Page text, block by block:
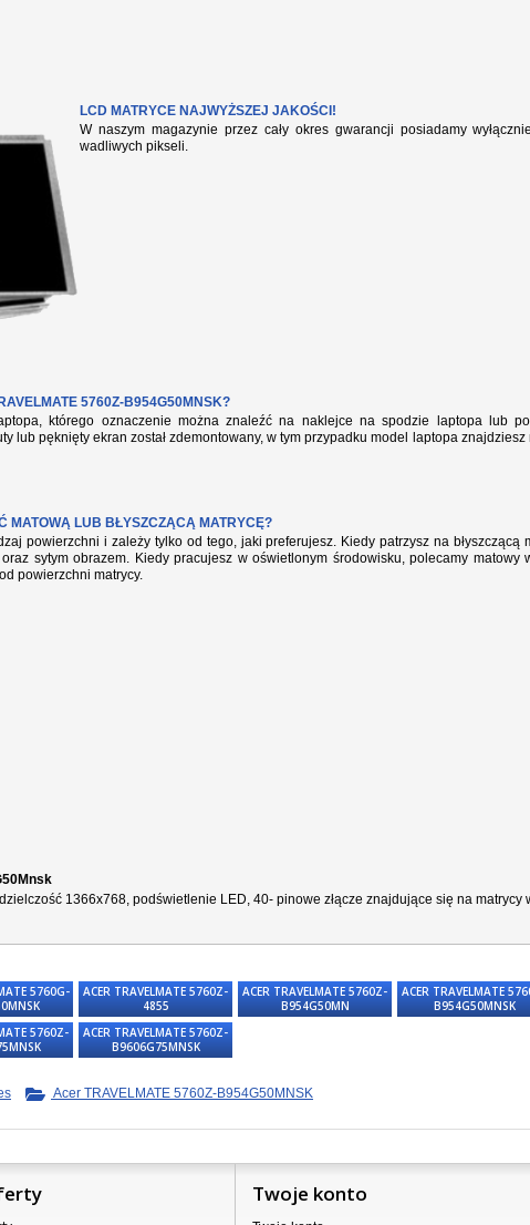
LCD MATRYCE NAJWYŻSZEJ JAKOŚCI!
W naszym magazynie przez cały okres gwarancji posiadamy
wadliwych pikseli.
5760Z-B954G50MNSK?
którego oznaczenie można znaleźć na naklejce na spodzie laptopa lub
lub pęknięty ekran został zdemontowany, w tym przypadku model laptopa
MATOWĄ LUB BŁYSZCZĄCĄ MATRYCĘ?
powierzchni i zależy tylko od tego, jaki preferujesz. Kiedy patrzysz na
oraz sytym obrazem. Kiedy pracujesz w oświetlonym środowisku, polecamy matowy
powierzchni matrycy.
1366x768, podświetlenie LED, 40- pinowe złącze znajdujące się na
5760G-
ACER TRAVELMATE 5760Z-
4855
ACER TRAVELMATE 5760Z-
B954G50MN
ACER TRAVELMATE
B954G50MNSK
5760Z-
ACER TRAVELMATE 5760Z-
B9606G75MNSK
Acer TRAVELMATE 5760Z-B954G50MNSK
Twoje konto